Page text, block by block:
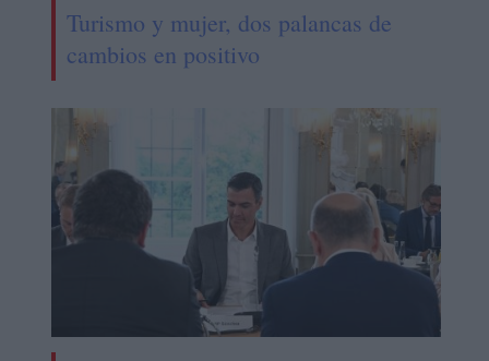
Turismo y mujer, dos palancas de
cambios en positivo